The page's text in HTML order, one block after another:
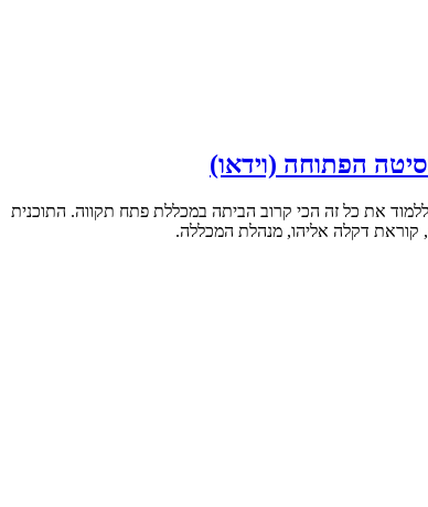
הפתוחה (וידאו)
את כל זה הכי קרוב הביתה במכללת פתח תקווה. התוכנית
קוראת דקלה אליהו, מנהלת המכללה.